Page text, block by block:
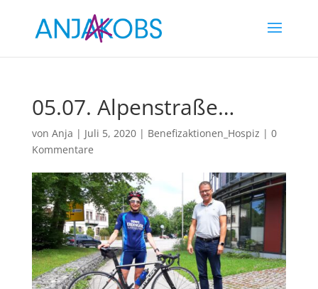
05.07. Alpenstraße…
von Anja | Juli 5, 2020| Benefizaktionen_Hospiz | 0
Kommentare